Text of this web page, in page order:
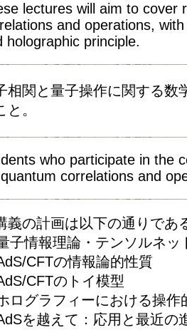
lectures will aim to cover
and operations,
holographic principle.
相関と量子操作に関する数
と。
who participate in the
correlations and
義の計画は以下の通りであ
子情報理論・テンソルネッ
CFTの情報論的性質
CFTのトイ模型
ログラフィーにおける操作
を越えて：応用と最近の